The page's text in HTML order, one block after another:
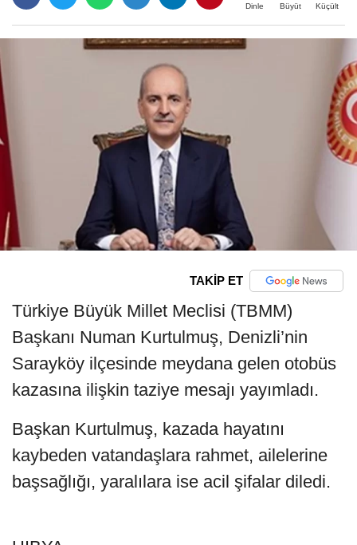
Dinle Büyüt Küçült
TAKİP ET
Türkiye Büyük Millet Meclisi (TBMM)
Başkanı Numan Kurtulmuş, Denizli’nin
Sarayköy ilçesinde meydana gelen otobüs
kazasına ilişkin taziye mesajı yayımladı.
Başkan Kurtulmuş, kazada hayatını
kaybeden vatandaşlara rahmet, ailelerine
başsağlığı, yaralılara ise acil şifalar diledi.